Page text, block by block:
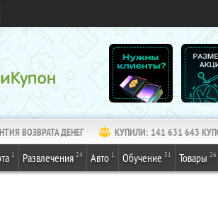
ВОЗВРАТА ДЕНЕГ КУПИЛИ: 141 631 643
1 Развлечения 24 Авто 1 Обучение 31 Товары 26